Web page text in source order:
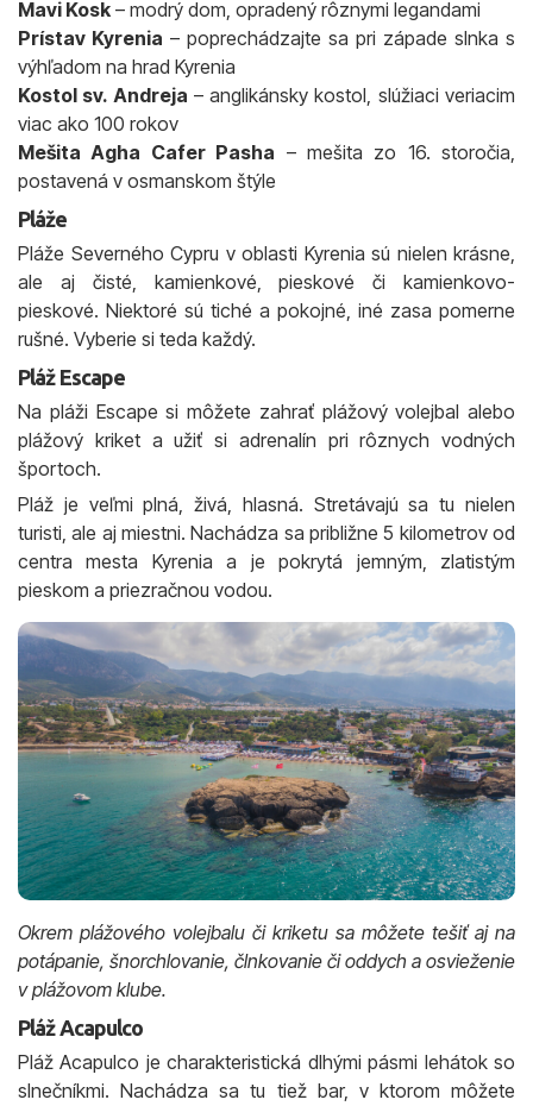
Mavi Kosk – modrý dom, opradený rôznymi legandami
Prístav Kyrenia – poprechádzajte sa pri západe slnka s
výhľadom na hrad Kyrenia
Kostol sv. Andreja – anglikánsky kostol, slúžiaci veriacim
viac ako 100 rokov
Mešita Agha Cafer Pasha – mešita zo 16. storočia,
postavená v osmanskom štýle
Pláže
Pláže Severného Cypru v oblasti Kyrenia sú nielen krásne,
ale aj čisté, kamienkové, pieskové či kamienkovo-
pieskové. Niektoré sú tiché a pokojné, iné zasa pomerne
rušné. Vyberie si teda každý.
Pláž Escape
Na pláži Escape si môžete zahrať plážový volejbal alebo
plážový kriket a užiť si adrenalín pri rôznych vodných
športoch.
Pláž je veľmi plná, živá, hlasná. Stretávajú sa tu nielen
turisti, ale aj miestni. Nachádza sa približne 5 kilometrov od
centra mesta Kyrenia a je pokrytá jemným, zlatistým
pieskom a priezračnou vodou.
Okrem plážového volejbalu či kriketu sa môžete tešiť aj na
potápanie, šnorchlovanie, člnkovanie či oddych a osvieženie
v plážovom klube.
Pláž Acapulco
Pláž Acapulco je charakteristická dlhými pásmi lehátok so
slnečníkmi. Nachádza sa tu tiež bar, v ktorom môžete